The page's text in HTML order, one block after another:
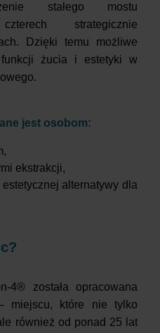
stałego mostu
strategicznie
Dzięki temu możliwe
funkcji żucia i estetyki w
jest osobom:
ekstrakcji,
estetycznej alternatywy dla
4® została opracowana
miejscu, które nie tylko
również od ponad 25 lat